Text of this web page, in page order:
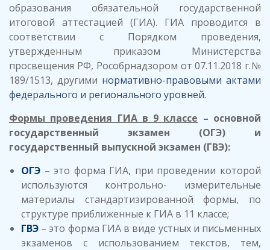
образования обязательной государственной
итоговой аттестацией (ГИА). ГИА проводится в
соответствии с Порядком проведения,
утвержденным приказом Министерства
просвещения РФ, Рособрнадзором от 07.11.2018 г.№
189/1513, другими нормативно-правовыми актами
федерального и регионального уровней.
Формы проведения ГИА в 9 классе – основной
государственный экзамен (ОГЭ) и
государственный выпускной экзамен (ГВЭ):
ОГЭ – это форма ГИА, при проведении которой
используются контрольно- измерительные
материалы стандартизированной формы, по
структуре приближенные к ГИА в 11 классе;
ГВЭ – это форма ГИА в виде устных и письменных
экзаменов с использованием текстов, тем,